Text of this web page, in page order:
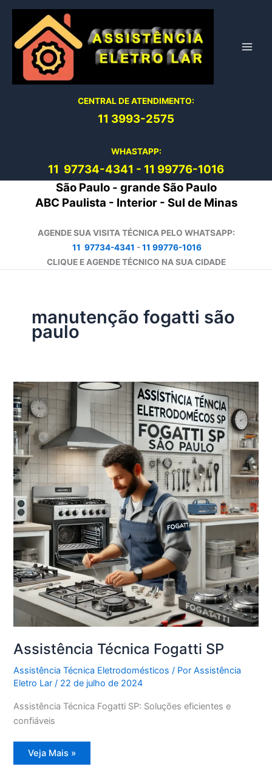
conteúdo
CENTRAL DE ATENDIMENTO:
11 3993-2575
WHASTAPP:
11 97734-4341 - 11 99776-1016
São Paulo - grande São Paulo
ABC Paulista - Interior - Sul de Minas
AGENDE SUA VISITA TÉCNICA PELO WHATSAPP:
11 97734-4341 -11 99776-1016
CLIQUE E AGENDE TÉCNICO NA SUA CIDADE
manutenção fogatti são
paulo
Assistência Técnica Fogatti SP
Assistência Técnica Eletrodomésticos / PorAssistência
Eletro Lar/ 22 de julho de 2024
Assistência Técnica Fogatti SP: Soluções eficientes e
confiáveis
Assistência
Técnica
Veja Mais »